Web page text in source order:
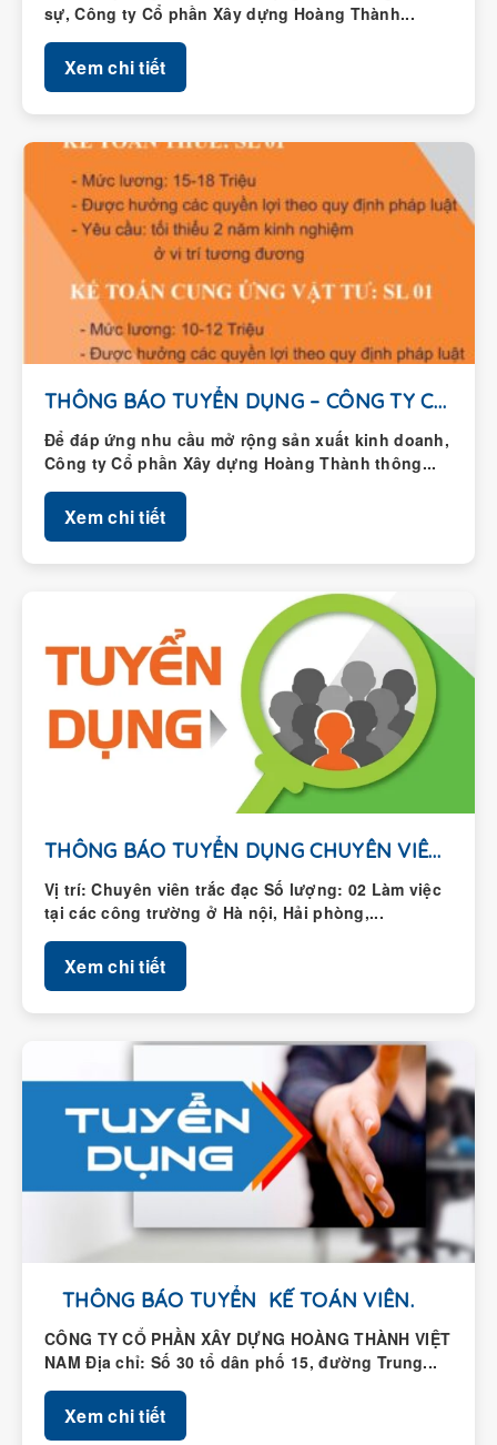
Xem chi tiết
THÔNG BÁO TUYỂN DỤNG – CÔNG TY CỔ...
Để đáp ứng nhu cầu mở rộng sản xuất kinh doanh,
Công ty Cổ phần Xây dựng Hoàng Thành thông...
Xem chi tiết
THÔNG BÁO TUYỂN DỤNG CHUYÊN VIÊN TRẮC ĐẠC
Vị trí: Chuyên viên trắc đạc Số lượng: 02 Làm việc
tại các công trường ở Hà nội, Hải phòng,...
Xem chi tiết
THÔNG BÁO TUYỂN KẾ TOÁN VIÊN.
CÔNG TY CỔ PHẦN XÂY DỰNG HOÀNG THÀNH VIỆT
NAM Địa chỉ: Số 30 tổ dân phố 15, đường Trung...
Xem chi tiết